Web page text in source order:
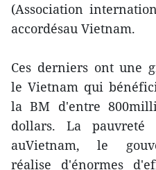
(Association
accordésau Vietnam.
Ces derniers ont une
le Vietnam qui
la BM d'entre
dollars. La pauvreté
auVietnam, le
réalise d'énormes